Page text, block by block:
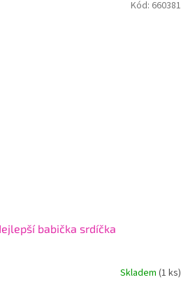
babička srdíčka
Skladem (1 ks)
Kód: 660381